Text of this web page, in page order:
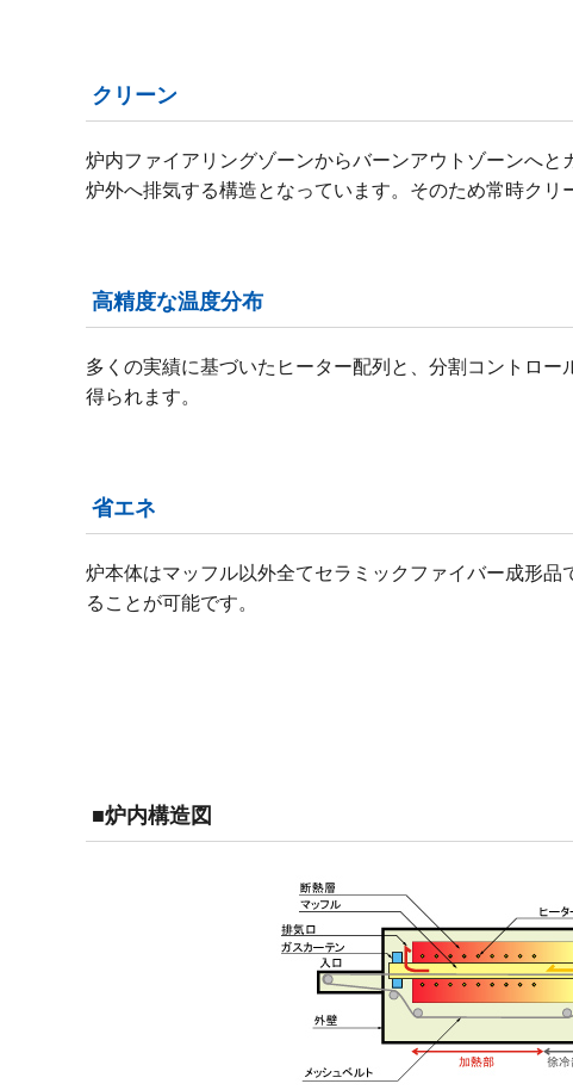
クリーン
炉内ファイアリングゾーンからバーンアウトゾーンへ
炉外へ排気する構造となっています。そのため常時クリ
高精度な温度分布
多くの実績に基づいたヒーター配列と、分割コントロ
得られます。
省エネ
炉本体はマッフル以外全てセラミックファイバー成形
ることが可能です。
■炉内構造図